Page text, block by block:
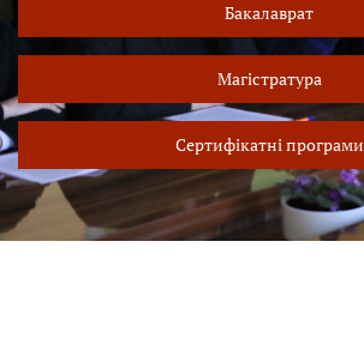
Бакалаврат
Магістратура
Сертифікатні програми